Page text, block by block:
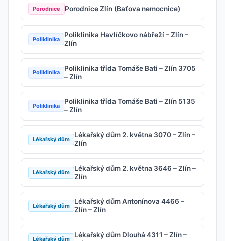
Porodnice Porodnice Zlín (Baťova nemocnice)
Poliklinika
Poliklinika Havlíčkovo nábřeží – Zlín –
Zlín
Poliklinika
Poliklinika třída Tomáše Bati – Zlín 3705
– Zlín
Poliklinika
Poliklinika třída Tomáše Bati – Zlín 5135
– Zlín
Lékařský dům
Lékařský dům 2. května 3070 – Zlín –
Zlín
Lékařský dům
Lékařský dům 2. května 3646 – Zlín –
Zlín
Lékařský dům
Lékařský dům Antonínova 4466 –
Zlín – Zlín
Lékařský dům
Lékařský dům Dlouhá 4311 – Zlín –